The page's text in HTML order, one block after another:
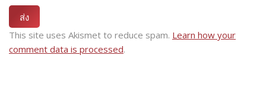
This site uses Akismet to reduce spam. Learn how your
comment data is processed.